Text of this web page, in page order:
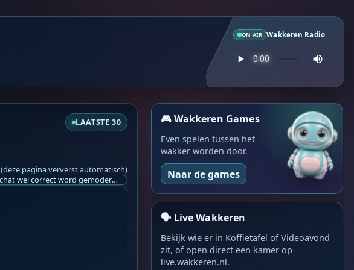
ON AIR Wakkeren Radio
LAATSTE 30
(deze pagina ververst automatisch)
Ik ben op zoek naar een helpende hand, een menselijk oog, een admin die helpt met controleren of de chat wel correct word gemodereerd word door NoMoSpam. 98% gaat automatisch goed, toch ik dit nooit helemaal loslaten en moet er altijd een mens mee blijven opletten bij elke beslissing die gemaakt word. Waar bestaan de werkzaamheden uit? Mee kijken in admin log kanaal naar alle drugs/porno/scams die voorbij komen en in het geval van een randgevalletje, ingrijpen en b.v. een verwijderd maar wel toegestaan bericht terug plaatsen met een druk op de knop. tsja zo banaal en simpel is het gesteld.. Word je hier blij van? Nee. Strookt het je ego? Nee. Word je er beter van? Nee. Kost het veel tijd? Totaal niet, consistentie en regelmaat is belangrijker dan 'er even voor kunnen gaan zitten'.. het werk is in een paar seconden gepiept.. je checkt puur of AI de juiste beslissing heeft gemaakt.. …
🎮 Wakkeren Games
Even spelen tussen het
wakker worden door.
Naar de games
🗣️ Live Wakkeren
Bekijk wie er in Koffietafel of Videoavond
zit, of open direct een kamer op
live.wakkeren.nl.